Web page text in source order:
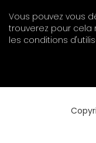
Vous pouvez vous
trouverez pour
les conditions